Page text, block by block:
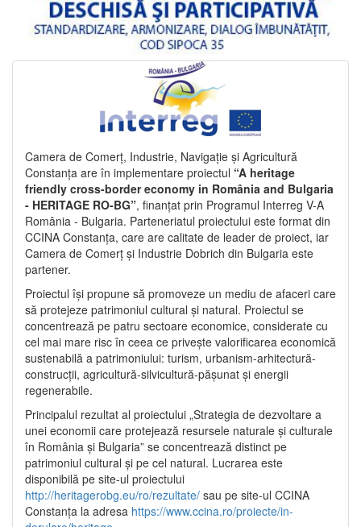
Camera de Comerț, Industrie, Navigație și Agricultură
Constanța are în implementare proiectul “A heritage
friendly cross-border economy in România and Bulgaria
- HERITAGE RO-BG”, finanțat prin Programul Interreg V-A
România - Bulgaria. Parteneriatul proiectului este format din
CCINA Constanța, care are calitate de leader de proiect, iar
Camera de Comerț și Industrie Dobrich din Bulgaria este
partener.
Proiectul își propune să promoveze un mediu de afaceri care
să protejeze patrimoniul cultural și natural. Proiectul se
concentrează pe patru sectoare economice, considerate cu
cel mai mare risc în ceea ce privește valorificarea economică
sustenabilă a patrimoniului: turism, urbanism-arhitectură-
construcții, agricultură-silvicultură-pășunat și energii
regenerabile.
Principalul rezultat al proiectului „Strategia de dezvoltare a
unei economii care protejează resursele naturale și culturale
în România și Bulgaria” se concentrează distinct pe
patrimoniul cultural și pe cel natural. Lucrarea este
disponibilă pe site-ul proiectului
http://heritagerobg.eu/ro/rezultate/ sau pe site-ul CCINA
Constanța la adresa https://www.ccina.ro/proiecte/in-